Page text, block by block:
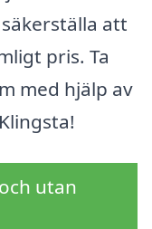
att
pris. Ta
med hjälp av
utan